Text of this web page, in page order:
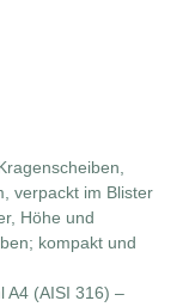
verpackt im Blister
Höhe und
kompakt und
A4 (AISI 316) –